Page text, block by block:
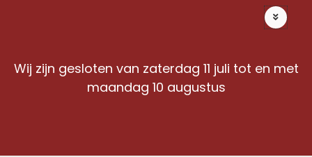
Offerte op maat
Wij zijn gesloten van zaterdag 11 juli tot en met
maandag 10 augustus